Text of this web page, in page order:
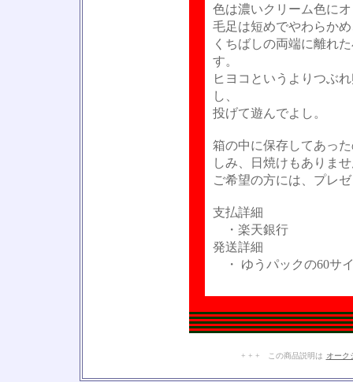
色は濃いクリーム色に
毛足は短めでやわらか
くちばしの両端に離れ
す。
ヒヨコというよりつぶ
し、
投げて遊んでよし。
箱の中に保存してあっ
しみ、日焼けもありま
ご希望の方には、プレ
支払詳細
・楽天銀行
発送詳細
・ ゆうパックの60サ
+ + + この商品説明は オーク